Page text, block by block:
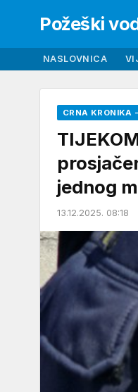
Požeški
NASLOVNICA
CRNA KRONIKA
jednog
13.12.2025. 08:18